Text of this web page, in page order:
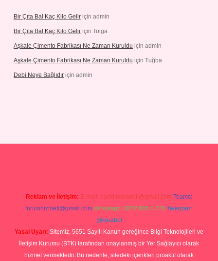
Bir Çıta Bal Kaç Kilo Gelir için admin
Bir Çıta Bal Kaç Kilo Gelir için Tolga
Aşkale Çimento Fabrikası Ne Zaman Kuruldu için admin
Aşkale Çimento Fabrikası Ne Zaman Kuruldu için Tuğba
Debi Neye Bağlıdır için admin
Reklam ve İletişim: E-mail: backlinkpaneli@gmail.com Teams:
forumhizmeti@gmail.com Whatsapp: 0262 606 0 726 Telegram:
@karabul
Yasal Uyarı: Sitemiz, 5651 Sayılı Kanun gereğince Bilgi Teknolojileri ve
İletişim Kurumu (BTK) tarafından onaylanmış bir Yer Sağlayıcı olarak
hizmet vermektedir. Bu nedenle, sitedeki içerikleri proaktif olarak